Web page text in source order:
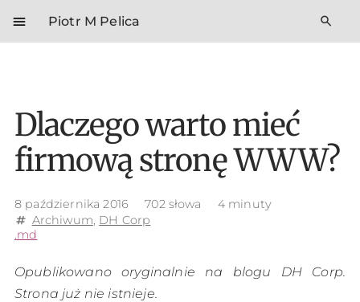
menu Piotr M Pelica search
Dlaczego warto mieć
firmową stronę WWW?
8 października 2016 702 słowa 4 minuty
tag Archiwum, DH Corp
.md
Opublikowano oryginalnie na blogu DH Corp.
Strona już nie istnieje.